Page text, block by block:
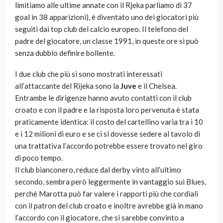
limitiamo alle ultime annate con il Rjeka parliamo di 37
goal in 38 apparizioni), è diventato uno dei giocatori più
seguiti dai top club del calcio europeo. Il telefono del
padre del giocatore, un classe 1991, in queste ore si può
senza dubbio definire bollente.
I due club che più si sono mostrati interessati
all’attaccante del Rijeka sono la Juve e il Chelsea.
Entrambe le dirigenze hanno avuto contatti con il club
croato e con il padre e la risposta loro pervenuta è stata
praticamente identica: il costo del cartellino varia tra i 10
e i 12 milioni di euro e se ci si dovesse sedere al tavolo di
una trattativa l’accordo potrebbe essere trovato nel giro
di poco tempo.
Il club bianconero, reduce dal derby vinto all’ultimo
secondo, sembra però leggermente in vantaggio sui Blues,
perchè Marotta può far valere i rapporti più che cordiali
con il patron del club croato e inoltre avrebbe già in mano
l’accordo con il giocatore, che si sarebbe convinto a